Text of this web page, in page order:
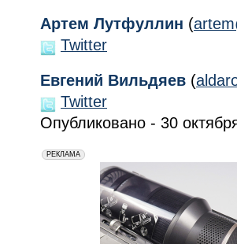
Артем Лутфуллин (
Twitter
Евгений Вильдяев (
Twitter
Опубликовано - 30
erid: 2VfnxxmNzs5
РЕКЛАМА